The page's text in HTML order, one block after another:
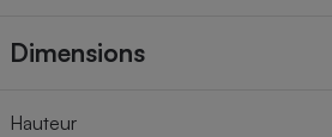
Dimensions
Hauteur